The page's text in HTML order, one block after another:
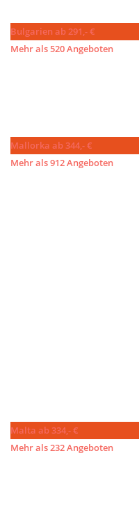
Bulgarien ab 291,- €
Mehr als 520 Angeboten
Mallorka ab 344,- €
Mehr als 912 Angeboten
Malta ab 334,- €
Mehr als 232 Angeboten